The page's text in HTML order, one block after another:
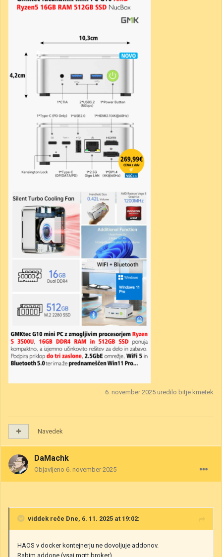
6. november 2025 uredilo bitje kmetek
Navedek
DaMachk
Objavljeno 6. november 2025
viddek reče Dne, 6. 11. 2025 at 19:02:
HAOS v docker kontejnerju ne dovoljuje addonov.
Rabim addone (vsaj mqtt broker)